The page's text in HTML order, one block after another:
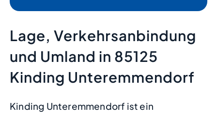
Lage, Verkehrsanbindung
und Umland in 85125
Kinding Unteremmendorf
Kinding Unteremmendorf ist ein